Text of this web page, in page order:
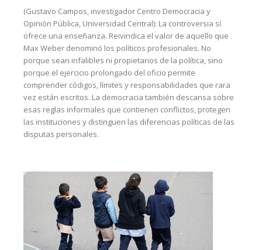
(Gustavo Campos, investigador Centro Democracia y
Opinión Pública, Universidad Central): La controversia sí
ofrece una enseñanza. Reivindica el valor de aquello que
Max Weber denominó los políticos profesionales. No
porque sean infalibles ni propietarios de la política, sino
porque el ejercicio prolongado del oficio permite
comprender códigos, límites y responsabilidades que rara
vez están escritos. La democracia también descansa sobre
esas reglas informales que contienen conflictos, protegen
las instituciones y distinguen las diferencias políticas de las
disputas personales.